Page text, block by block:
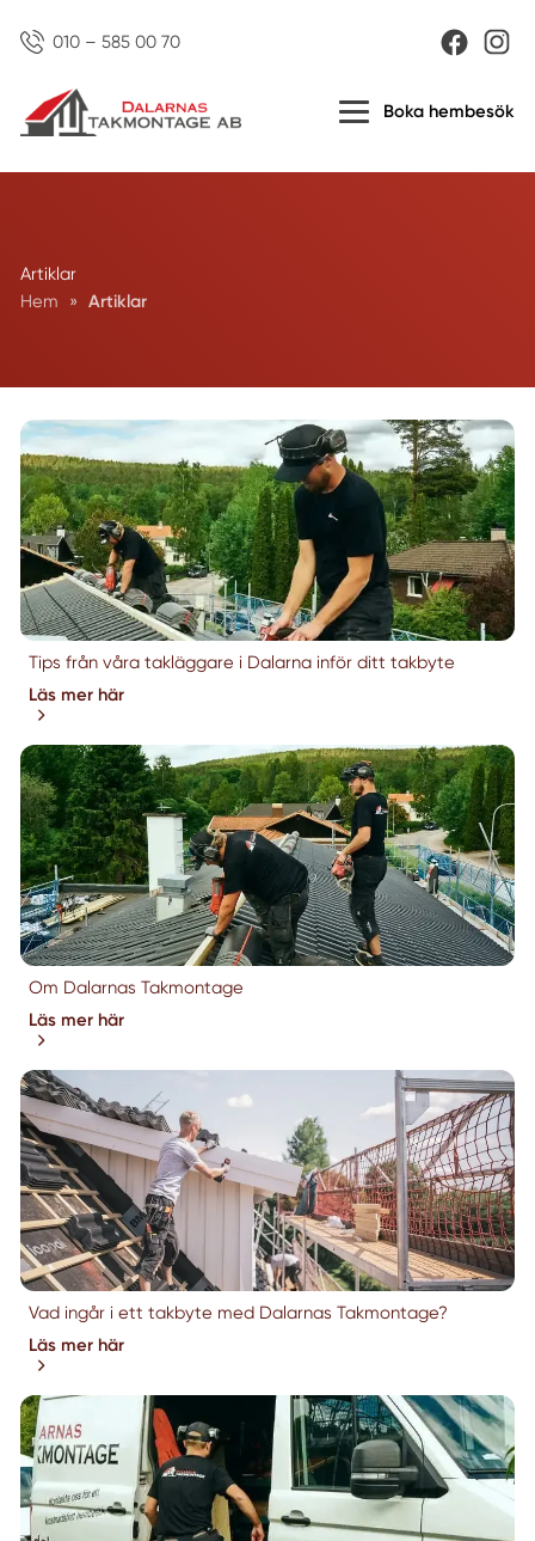
010 – 585 00 70
Boka hembesök
Artiklar
Hem
» Artiklar
Tips från våra takläggare i Dalarna inför ditt takbyte
Läs mer här
Om Dalarnas Takmontage
Läs mer här
Vad ingår i ett takbyte med Dalarnas Takmontage?
Läs mer här